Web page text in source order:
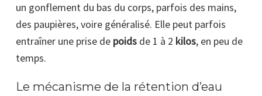
un gonflement du bas du corps, parfois des mains,
des paupières, voire généralisé. Elle peut parfois
entraîner une prise de poids de 1 à 2 kilos, en peu de
temps.
Le mécanisme de la rétention d’eau